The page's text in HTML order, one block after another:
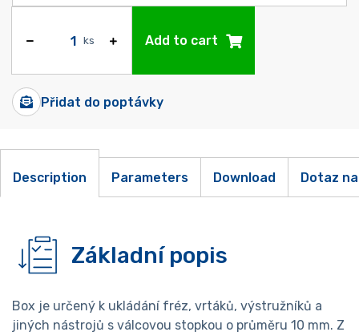
ks Add to cart
Přidat do poptávky
Description Parameters Download Dotaz
Základní popis
Box je určený k ukládání fréz, vrtáků, výstružníků a
jiných nástrojů s válcovou stopkou o průměru 10 mm. Z